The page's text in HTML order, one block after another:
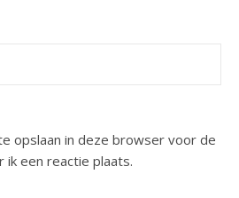
opslaan in deze browser voor de
ik een reactie plaats.